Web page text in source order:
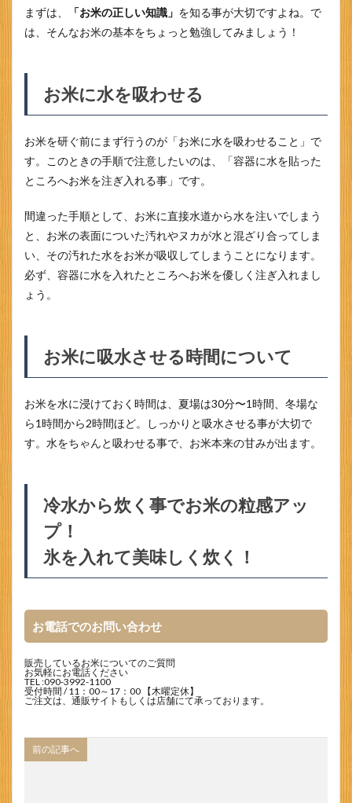
事で
お米
の粒
氷を
入れ
味し
く炊
く！
まずは、
「お米の正しい知識」 を知る事が大切ですよね。で
は、そんなお米の基本をちょっと勉強してみましょう！
お米に水を吸わせる
お米を研ぐ前にまず行うのが「お米に水を吸わせること」で
す。このときの手順で注意したいのは、「容器に水を貼った
ところへお米を注ぎ入れる事」です。
間違った手順として、お米に直接水道から水を注いでしまう
と、お米の表面についた汚れやヌカが水と混ざり合ってしま
い、その汚れた水をお米が吸収してしまうことになります。
必ず、容器に水を入れたところへお米を優しく注ぎ入れまし
ょう。
お米に吸水させる時間について
お米を水に浸けておく時間は、夏場は30分〜1時間、冬場な
ら1時間から2時間ほど。しっかりと吸水させる事が大切で
す。水をちゃんと吸わせる事で、お米本来の甘みが出ます。
冷水から炊く事でお米の粒感アッ
プ！
氷を入れて美味しく炊く！
お電話でのお問い合わせ
販売しているお米についてのご質問
お気軽にお電話ください
TEL :090-3992-1100
受付時間 / 11：00～17：00 【木曜定休】
ご注文は、通販サイトもしくは店舗にて承っております。
前の記事へ